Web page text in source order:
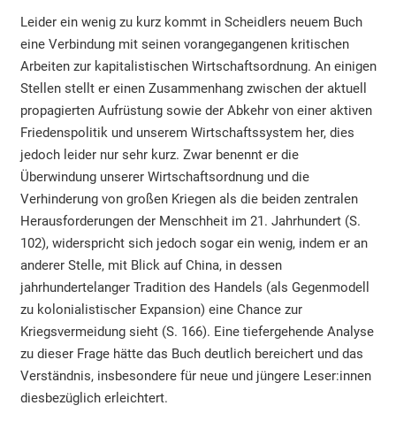
Leider ein wenig zu kurz kommt in Scheidlers neuem Buch
eine Verbindung mit seinen vorangegangenen kritischen
Arbeiten zur kapitalistischen Wirtschaftsordnung. An einigen
Stellen stellt er einen Zusammenhang zwischen der aktuell
propagierten Aufrüstung sowie der Abkehr von einer aktiven
Friedenspolitik und unserem Wirtschaftssystem her, dies
jedoch leider nur sehr kurz. Zwar benennt er die
Überwindung unserer Wirtschaftsordnung und die
Verhinderung von großen Kriegen als die beiden zentralen
Herausforderungen der Menschheit im 21. Jahrhundert (S.
102), widerspricht sich jedoch sogar ein wenig, indem er an
anderer Stelle, mit Blick auf China, in dessen
jahrhundertelanger Tradition des Handels (als Gegenmodell
zu kolonialistischer Expansion) eine Chance zur
Kriegsvermeidung sieht (S. 166). Eine tiefergehende Analyse
zu dieser Frage hätte das Buch deutlich bereichert und das
Verständnis, insbesondere für neue und jüngere Leser:innen
diesbezüglich erleichtert.